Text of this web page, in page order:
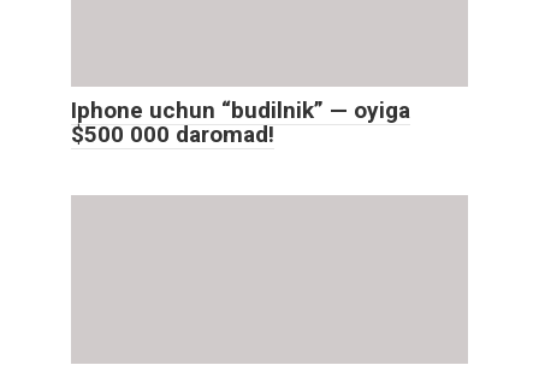
Iphone uchun “budilnik” — oyiga
$500 000 daromad!